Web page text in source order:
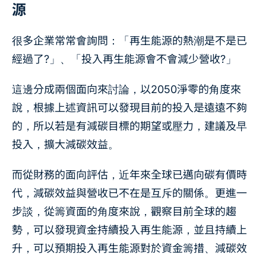
源
很多企業常常會詢問：「再生能源的熱潮是不是已
經過了?」、「投入再生能源會不會減少營收?」
這邊分成兩個面向來討論，以2050淨零的角度來
說，根據上述資訊可以發現目前的投入是遠遠不夠
的，所以若是有減碳目標的期望或壓力，建議及早
投入，擴大減碳效益。
而從財務的面向評估，近年來全球已邁向碳有價時
代，減碳效益與營收已不在是互斥的關係。更進一
步談，從籌資面的角度來說，觀察目前全球的趨
勢，可以發現資金持續投入再生能源，並且持續上
升，可以預期投入再生能源對於資金籌措、減碳效